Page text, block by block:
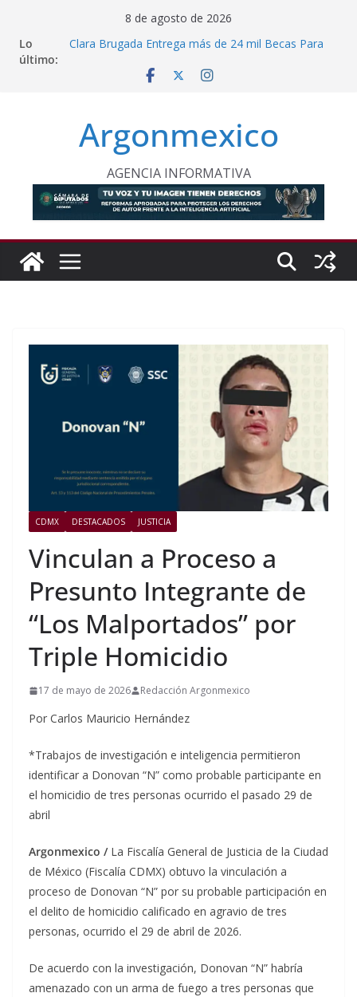
contenido
8 de agosto de 2026
Lo
último:
Clara Brugada Entrega más de 24 mil Becas Para
PT Solicita a ASF Auditar Recursos Municipales en
en Chimalhuacán
Sheinbaum Entrega Pensión Mujeres Bienestar a
Beneficiarias de Naucalpan
Celebra Laura Itzel Reanudación de Relaciones
Entre México y Perú
Argonmexico
AGENCIA INFORMATIVA
CDMX DESTACADOS JUSTICIA
Vinculan a Proceso a
Presunto Integrante de
“Los Malportados” por
Triple Homicidio
17 de mayo de 2026 Redacción Argonmexico
Por Carlos Mauricio Hernández
*Trabajos de investigación e inteligencia permitieron
identificar a Donovan “N” como probable participante en
el homicidio de tres personas ocurrido el pasado 29 de
abril
Argonmexico / La Fiscalía General de Justicia de la Ciudad
de México (Fiscalía CDMX) obtuvo la vinculación a
proceso de Donovan “N” por su probable participación en
el delito de homicidio calificado en agravio de tres
personas, ocurrido el 29 de abril de 2026.
De acuerdo con la investigación, Donovan “N” habría
amenazado con un arma de fuego a tres personas que